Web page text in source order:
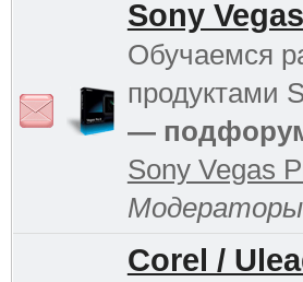
Sony Vegas
Обучаемся
продуктами
—
Sony Vegas
Corel /